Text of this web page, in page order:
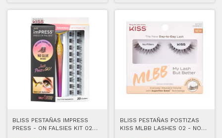
BLISS PESTAÑAS IMPRESS
PRESS - ON FALSIES KIT 02
BLISS PESTAÑAS POSTIZAS
KISS MLBB LASHES 02 - NO